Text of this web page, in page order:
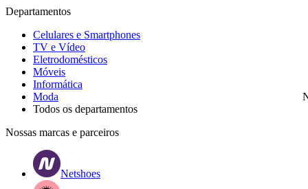
Departamentos
Celulares e Smartphones
TV e Vídeo
Eletrodomésticos
Móveis
Informática
Moda
Todos os departamentos
Nossas marcas e parceiros
Netshoes